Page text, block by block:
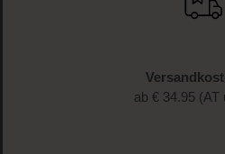
ab € 34.95 (AT